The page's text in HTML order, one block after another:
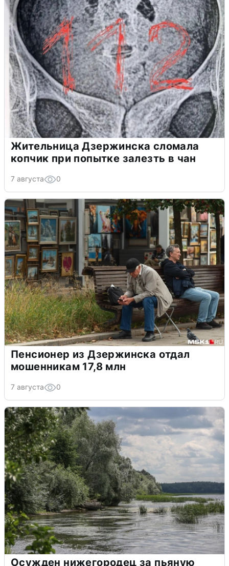
Жительница Дзержинска сломала
копчик при попытке залезть в чан
7 августа 0
Пенсионер из Дзержинска отдал
мошенникам 17,8 млн
7 августа 0
Осужден нижегородец за пьяную